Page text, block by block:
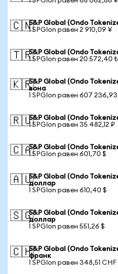
🇨🇳S&P Global (Ondo
1 SPGIon равен 2 910,09 ¥
🇹🇷S&P Global (Ondo
1 SPGIon равен 20 572,40 ₺
🇰🇷S&P Global (Ondo
вона
1 SPGIon равен 607
🇷🇺S&P Global (Ondo
1 SPGIon равен 35 482,12 ₽
🇨🇦S&P Global (Ondo
1 SPGIon равен 601,70 $
🇦🇺S&P Global (Ondo
доллар
1 SPGIon равен 610,40 $
🇸🇬S&P Global (Ondo
доллар
1 SPGIon равен 551,26 $
🇨🇭S&P Global (Ondo
франк
1 SPGIon равен 348,51 CHF